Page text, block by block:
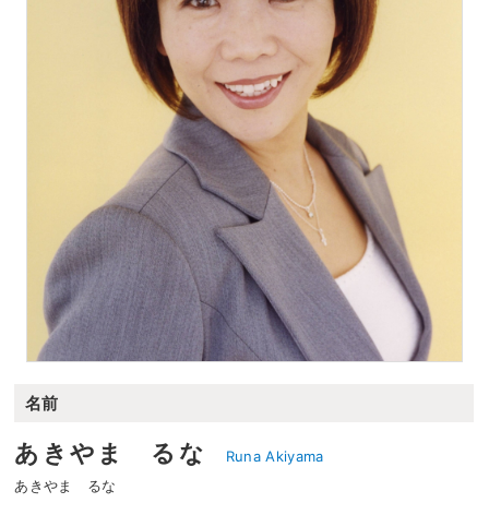
名前
あきやま るな
Runa Akiyama
あきやま るな